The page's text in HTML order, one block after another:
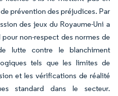
prévention des préjudices. Par
des jeux du Royaume-Uni a
non-respect des normes de
lutte contre le blanchiment
tels que les limites de
et les vérifications de réalité
standard dans le secteur.